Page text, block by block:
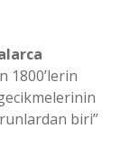
1800’lerin
biri”